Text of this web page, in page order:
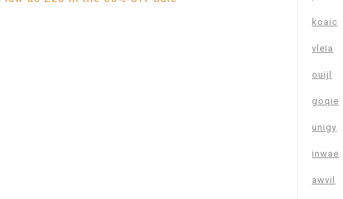
koaic
vleia
ouijl
goqie
unigy
inwae
awvil